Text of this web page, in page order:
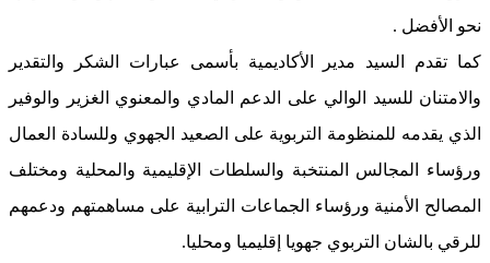
نحو الأفضل .
كما تقدم السيد مدير الأكاديمية بأسمى عبارات الشكر والتقدير
والامتنان للسيد الوالي على الدعم المادي والمعنوي الغزير والوفير
الذي يقدمه للمنظومة التربوية على الصعيد الجهوي وللسادة العمال
ورؤساء المجالس المنتخبة والسلطات الإقليمية والمحلية ومختلف
المصالح الأمنية ورؤساء الجماعات الترابية على مساهمتهم ودعمهم
للرقي بالشان التربوي جهويا إقليميا ومحليا.